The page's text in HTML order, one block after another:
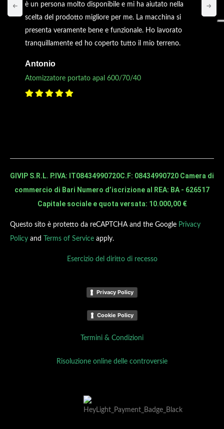
è un persona molto disponibile e mi ha aiutato nella
scelta del prodotto migliore per me. La macchina si
presenta veramente bene e funzionale. Ho lavorato
tranquillamente ed ho coperto tutto il mio terreno.
Antonio
Atomizzatore portato apal 600/70/40
GIVIP S.R.L. P.IVA: IT08434990720C.F: 08434990720 Camera di
commercio di Bari Numero d’iscrizione al REA: BA - 626517
Capitale sociale e quota versata: 10.000,00 €
Questo sito è protetto da reCAPTCHA and the Google Privacy
Policy and Terms of Service apply.
Esercizio del diritto di recesso
Privacy Policy
Cookie Policy
Termini & Condizioni
Risoluzione online delle controversie